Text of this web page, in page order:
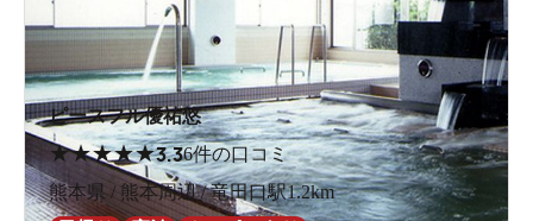
ピースフル優祐悠
★★★★★3.36件の口コミ
熊本県 / 熊本周辺 / 竜田口駅1.2km